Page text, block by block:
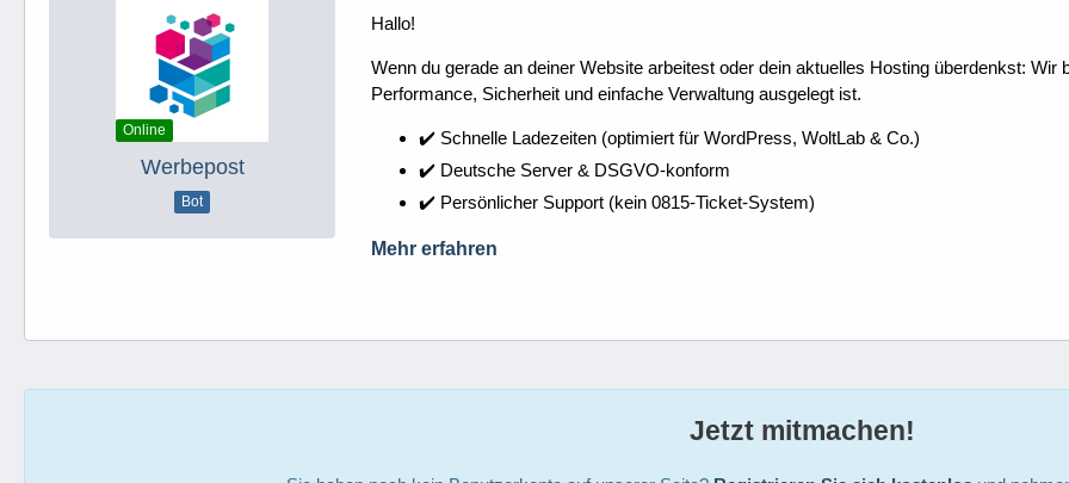
Online
Werbepost
Bot
Hallo!
Wenn du gerade an deiner Website arbeitest oder dein aktuelles Hosting überdenkst:
Performance, Sicherheit und einfache Verwaltung ausgelegt ist.
✔️ Schnelle Ladezeiten (optimiert für WordPress, WoltLab & Co.)
✔️ Deutsche Server & DSGVO-konform
✔️ Persönlicher Support (kein 0815-Ticket-System)
Mehr erfahren
Jetzt mitmachen!